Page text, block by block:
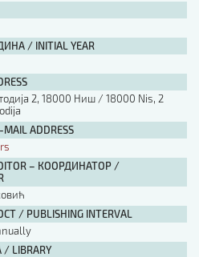
/ INITIAL YEAR
2, 18000 Ниш / 18000 Nis, 2
ADDRESS
– КООРДИНАТОР /
/ PUBLISHING INTERVAL
LIBRARY